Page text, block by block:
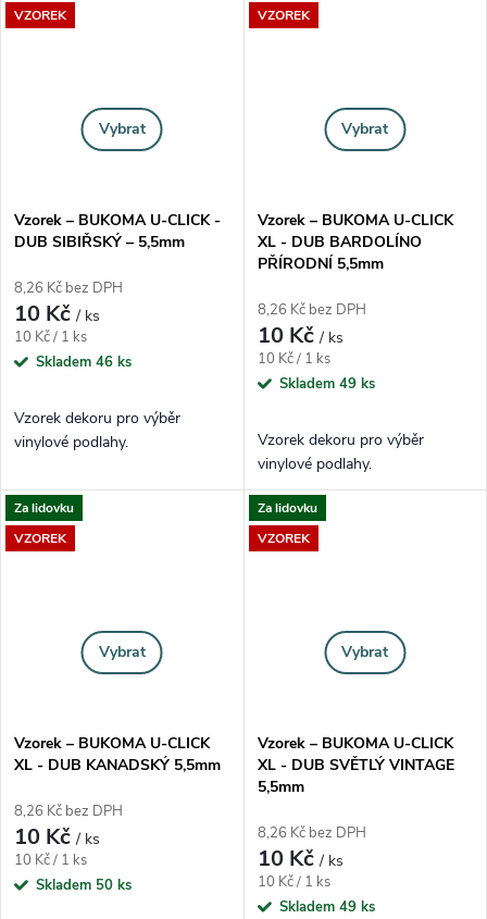
VZOREK
Vybrat
Vzorek – BUKOMA U-CLICK -
DUB SIBIŘSKÝ – 5,5mm
8,26 Kč bez DPH
10 Kč/ ks
Měrná cena:
10 Kč / 1 ks
Skladem 46 ks
Vzorek dekoru pro výběr
vinylové podlahy.
VZOREK
Vybrat
Vzorek – BUKOMA U-CLICK
XL - DUB BARDOLÍNO
PŘÍRODNÍ 5,5mm
8,26 Kč bez DPH
10 Kč/ ks
Měrná cena:
10 Kč / 1 ks
Skladem 49 ks
Vzorek dekoru pro výběr
vinylové podlahy.
Za lidovku
VZOREK
Vybrat
Vzorek – BUKOMA U-CLICK
XL - DUB KANADSKÝ 5,5mm
8,26 Kč bez DPH
10 Kč/ ks
Měrná cena:
10 Kč / 1 ks
Skladem 50 ks
Za lidovku
VZOREK
Vybrat
Vzorek – BUKOMA U-CLICK
XL - DUB SVĚTLÝ VINTAGE
5,5mm
8,26 Kč bez DPH
10 Kč/ ks
Měrná cena:
10 Kč / 1 ks
Skladem 49 ks